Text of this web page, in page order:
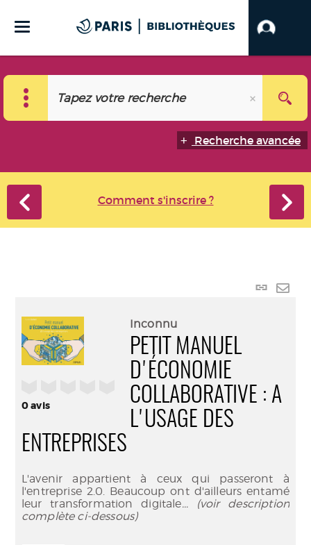
Recherche avancée
Comment s'inscrire ?
Lien
0avis
Inconnu
PETIT MANUEL
D'ÉCONOMIE
COLLABORATIVE : A
L'USAGE DES
ENTREPRISES
L'avenir appartient à ceux qui passeront à
l'entreprise 2.0. Beaucoup ont d'ailleurs entamé
leur transformation digitale... (voir description
complète ci-dessous)